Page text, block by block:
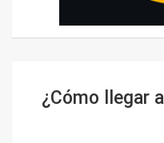
¿Cómo llegar